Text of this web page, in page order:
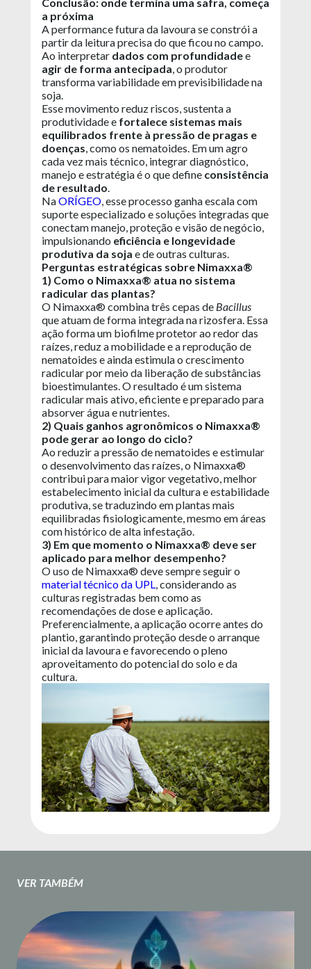
Conclusão: onde termina uma safra, começa
a próxima
A performance futura da lavoura se constrói a
partir da leitura precisa do que ficou no campo.
Ao interpretar dados com profundidadee
agir de forma antecipada, o produtor
transforma variabilidade em previsibilidade na
soja.
Esse movimento reduz riscos, sustenta a
produtividade e fortalece sistemas mais
equilibrados frente à pressão de pragas e
doenças, como os nematoides. Em um agro
cada vez mais técnico, integrar diagnóstico,
manejo e estratégia é o que define consistência
de resultado.
NaORÍGEO, esse processo ganha escala com
suporte especializado e soluções integradas que
conectam manejo, proteção e visão de negócio,
impulsionando eficiência e longevidade
produtiva da soja e de outras culturas.
Perguntas estratégicas sobre Nimaxxa®
1) Como o Nimaxxa® atua no sistema
radicular das plantas?
O Nimaxxa® combina três cepas de Bacillus
que atuam de forma integrada na rizosfera. Essa
ação forma um biofilme protetor ao redor das
raízes, reduz a mobilidade e a reprodução de
nematoides e ainda estimula o crescimento
radicular por meio da liberação de substâncias
bioestimulantes. O resultado é um sistema
radicular mais ativo, eficiente e preparado para
absorver água e nutrientes.
2) Quais ganhos agronômicos o Nimaxxa®
pode gerar ao longo do ciclo?
Ao reduzir a pressão de nematoides e estimular
o desenvolvimento das raízes, o Nimaxxa®
contribui para maior vigor vegetativo, melhor
estabelecimento inicial da cultura e estabilidade
produtiva, se traduzindo em plantas mais
equilibradas fisiologicamente, mesmo em áreas
com histórico de alta infestação.
3) Em que momento o Nimaxxa® deve ser
aplicado para melhor desempenho?
O uso de Nimaxxa® deve sempre seguir o
material técnico da UPL, considerando as
culturas registradas bem como as
recomendações de dose e aplicação.
Preferencialmente, a aplicação ocorre antes do
plantio, garantindo proteção desde o arranque
inicial da lavoura e favorecendo o pleno
aproveitamento do potencial do solo e da
cultura.
VER TAMBÉM